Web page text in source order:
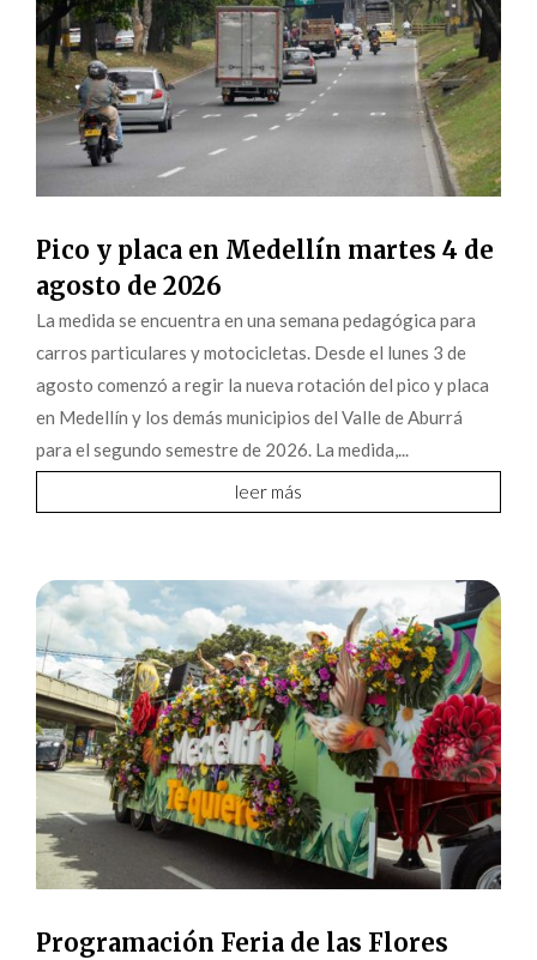
Pico y placa en Medellín martes 4 de
agosto de 2026
La medida se encuentra en una semana pedagógica para
carros particulares y motocicletas. Desde el lunes 3 de
agosto comenzó a regir la nueva rotación del pico y placa
en Medellín y los demás municipios del Valle de Aburrá
para el segundo semestre de 2026. La medida,...
leer más
Programación Feria de las Flores